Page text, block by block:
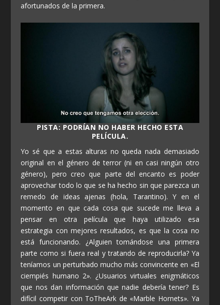
afortunados de la primera.
PISTA: PODRÍAN NO HABER HECHO ESTA
PELÍCULA.
Yo sé que a estas alturas no queda nada demasiado
original en el género de terror (ni en casi ningún otro
género), pero creo que parte del encanto es poder
aprovechar todo lo que se ha hecho sin que parezca un
remedo de ideas ajenas (hola, Tarantino). Y en el
momento en que cada cosa que sucede me lleva a
pensar en otra película que haya utilizado esa
estrategia con mejores resultados, es que la cosa no
está funcionando. ¿Alguien tomándose una primera
parte como si fuera real y tratando de reproducirla? Ya
teníamos un perturbado mucho más convincente en «El
ciempiés humano 2». ¿Usuarios virtuales enigmáticos
que nos dan información que nadie debería tener? Es
difícil competir con ToTheArk de «Marble Hornets». Ya